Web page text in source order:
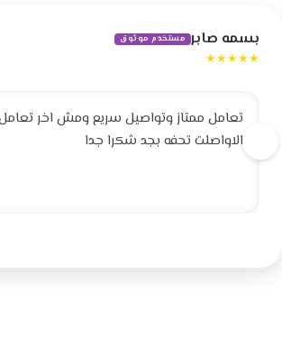
بسمه صابر مستخدم موثوق
★★★★★
تعامل ممتاز وتواصيل سريع ومش اخر تعامل
الاواصلت تحفه بجد شكرا جدا